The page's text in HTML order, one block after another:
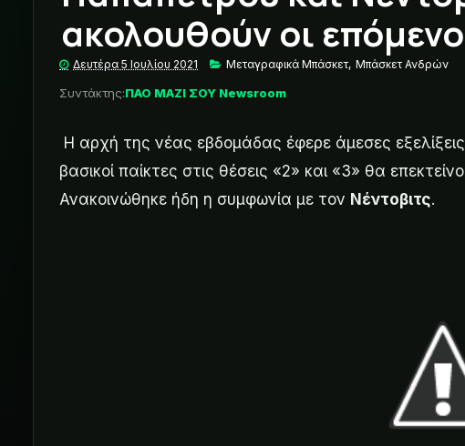
ακολουθούν οι
Δευτέρα 5 Ιουλίου 2021 Μεταγραφικά Μπάσκετ, Μπάσκετ Ανδρών
Συντάκτης:ΠΑΟ ΜΑΖΙ ΣΟΥ Newsroom
Η αρχή της νέας εβδομάδας έφερε άμεσες
βασικοί παίκτες στις θέσεις «2» και «3» θα
Ανακοινώθηκε ήδη η συμφωνία με τον Νέντοβιτς.